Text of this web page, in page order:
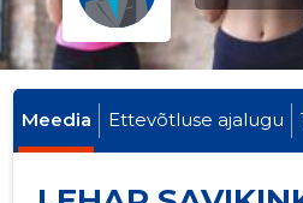
Meedia Ettevõtluse ajalugu